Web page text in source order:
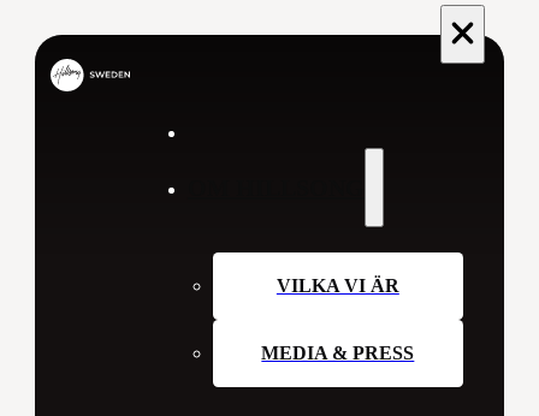
VILKA VI ÄR
MEDIA & PRESS